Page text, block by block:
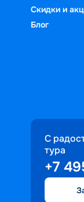
Скидки и
Блог
С
тура
+7